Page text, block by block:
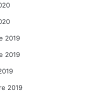
2019
2019
2019